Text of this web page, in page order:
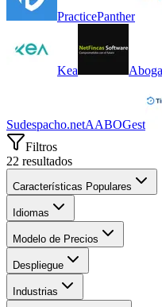
PracticePanther
Kea
Sudespacho.netAABOGest
Filtros
22 resultados
Características Populares
Idiomas
Modelo de Precios
Despliegue
Industrias